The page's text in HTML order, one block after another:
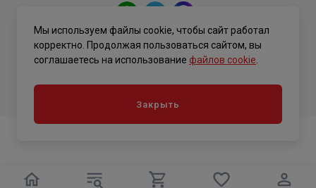
Политика конфиденциальности
Мы используем файлы cookie, чтобы сайт работал
корректно. Продолжая пользоваться сайтом, вы
соглашаетесь на использование файлов cookie
Закрыть